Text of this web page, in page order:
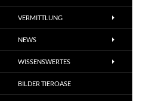
VERMITTLUNG
NEWS
WISSENSWERTES
BILDER TIEROASE